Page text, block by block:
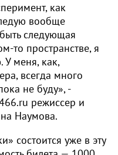
как
вообще
следующая
то пространстве, я
У меня, как,
всегда много
не буду», -
режиссер и
Наумова.
состоится уже в эту